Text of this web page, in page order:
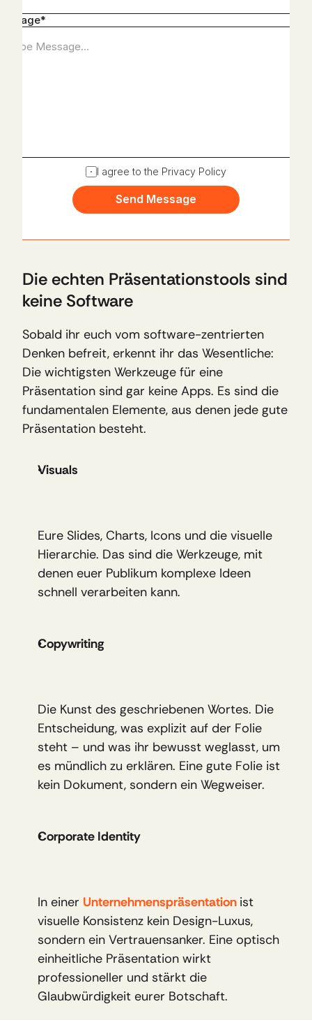
I agree to the Privacy Policy
Send Message
Die echten Präsentationstools sind
keine Software
Sobald ihr euch vom software-zentrierten
Denken befreit, erkennt ihr das Wesentliche:
Die wichtigsten Werkzeuge für eine
Präsentation sind gar keine Apps. Es sind die
fundamentalen Elemente, aus denen jede gute
Präsentation besteht.
Visuals
Eure Slides, Charts, Icons und die visuelle
Hierarchie. Das sind die Werkzeuge, mit
denen euer Publikum komplexe Ideen
schnell verarbeiten kann.
Copywriting
Die Kunst des geschriebenen Wortes. Die
Entscheidung, was explizit auf der Folie
steht – und was ihr bewusst weglasst, um
es mündlich zu erklären. Eine gute Folie ist
kein Dokument, sondern ein Wegweiser.
Corporate Identity
In einer Unternehmenspräsentation ist
visuelle Konsistenz kein Design-Luxus,
sondern ein Vertrauensanker. Eine optisch
einheitliche Präsentation wirkt
professioneller und stärkt die
Glaubwürdigkeit eurer Botschaft.